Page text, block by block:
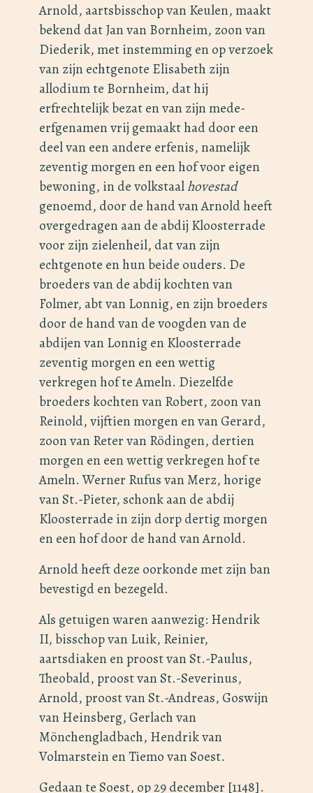
Arnold, aartsbisschop van Keulen, maakt
bekend dat Jan van Bornheim, zoon van
Diederik, met instemming en op verzoek
van zijn echtgenote Elisabeth zijn
allodium te Bornheim, dat hij
erfrechtelijk bezat en van zijn mede-
erfgenamen vrij gemaakt had door een
deel van een andere erfenis, namelijk
zeventig morgen en een hof voor eigen
bewoning, in de volkstaalhovestad
genoemd, door de hand van Arnold heeft
overgedragen aan de abdij Kloosterrade
voor zijn zielenheil, dat van zijn
echtgenote en hun beide ouders. De
broeders van de abdij kochten van
Folmer, abt van Lonnig, en zijn broeders
door de hand van de voogden van de
abdijen van Lonnig en Kloosterrade
zeventig morgen en een wettig
verkregen hof te Ameln. Diezelfde
broeders kochten van Robert, zoon van
Reinold, vijftien morgen en van Gerard,
zoon van Reter van Rödingen, dertien
morgen en een wettig verkregen hof te
Ameln. Werner Rufus van Merz, horige
van St.-Pieter, schonk aan de abdij
Kloosterrade in zijn dorp dertig morgen
en een hof door de hand van Arnold.
Arnold heeft deze oorkonde met zijn ban
bevestigd en bezegeld.
Als getuigen waren aanwezig: Hendrik
II, bisschop van Luik, Reinier,
aartsdiaken en proost van St.-Paulus,
Theobald, proost van St.-Severinus,
Arnold, proost van St.-Andreas, Goswijn
van Heinsberg, Gerlach van
Mönchengladbach, Hendrik van
Volmarstein en Tiemo van Soest.
Gedaan te Soest, op 29 december [1148].